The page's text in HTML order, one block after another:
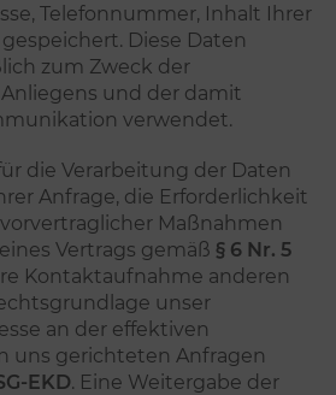
Telefonnummer, Inhalt Ihrer
Diese Daten
zum Zweck der
und der damit
verwendet.
die Verarbeitung der Daten
Anfrage, die Erforderlichkeit
Maßnahmen
Vertrags gemäß § 6 Nr. 5
Kontaktaufnahme anderen
unser
an der effektiven
uns gerichteten Anfragen
EKD. Eine Weitergabe der